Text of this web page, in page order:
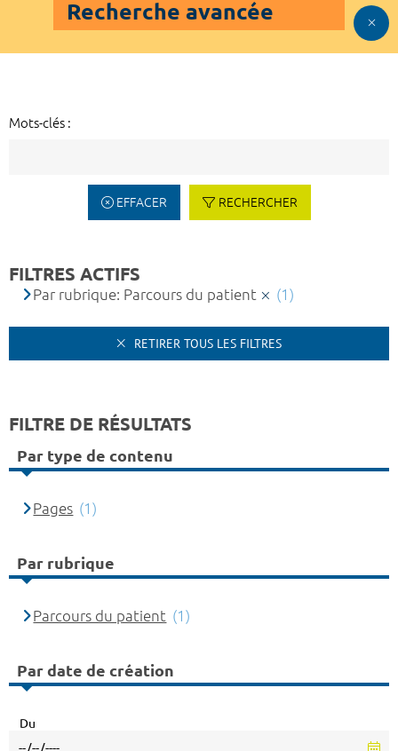
Recherche avancée
Mots-clés :
EFFACER RECHERCHER
FILTRES ACTIFS
Par rubrique: Parcours du patient (1)
RETIRER TOUS LES FILTRES
FILTRE DE RÉSULTATS
Par type de contenu
Pages (1)
Par rubrique
Parcours du patient (1)
Par date de création
Du